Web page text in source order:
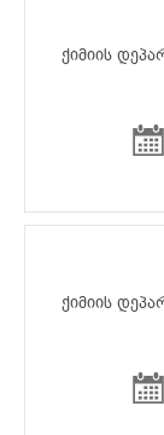
ქიმიის
ქიმიის